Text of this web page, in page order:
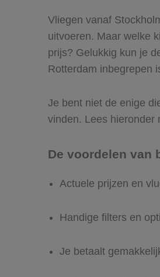
Vliegen vanaf
uitvoeren. Maar welke
prijs? Gelukkig kun je
Rotterdam inbegrepen
Je bent niet de enige
vinden. Lees hieronder
De voordelen van
Actuele prijzen en
Handige filters en
Je betaalt